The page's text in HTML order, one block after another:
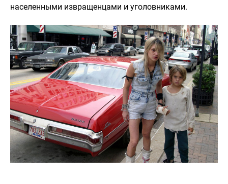
населенными извращенцами и уголовниками.